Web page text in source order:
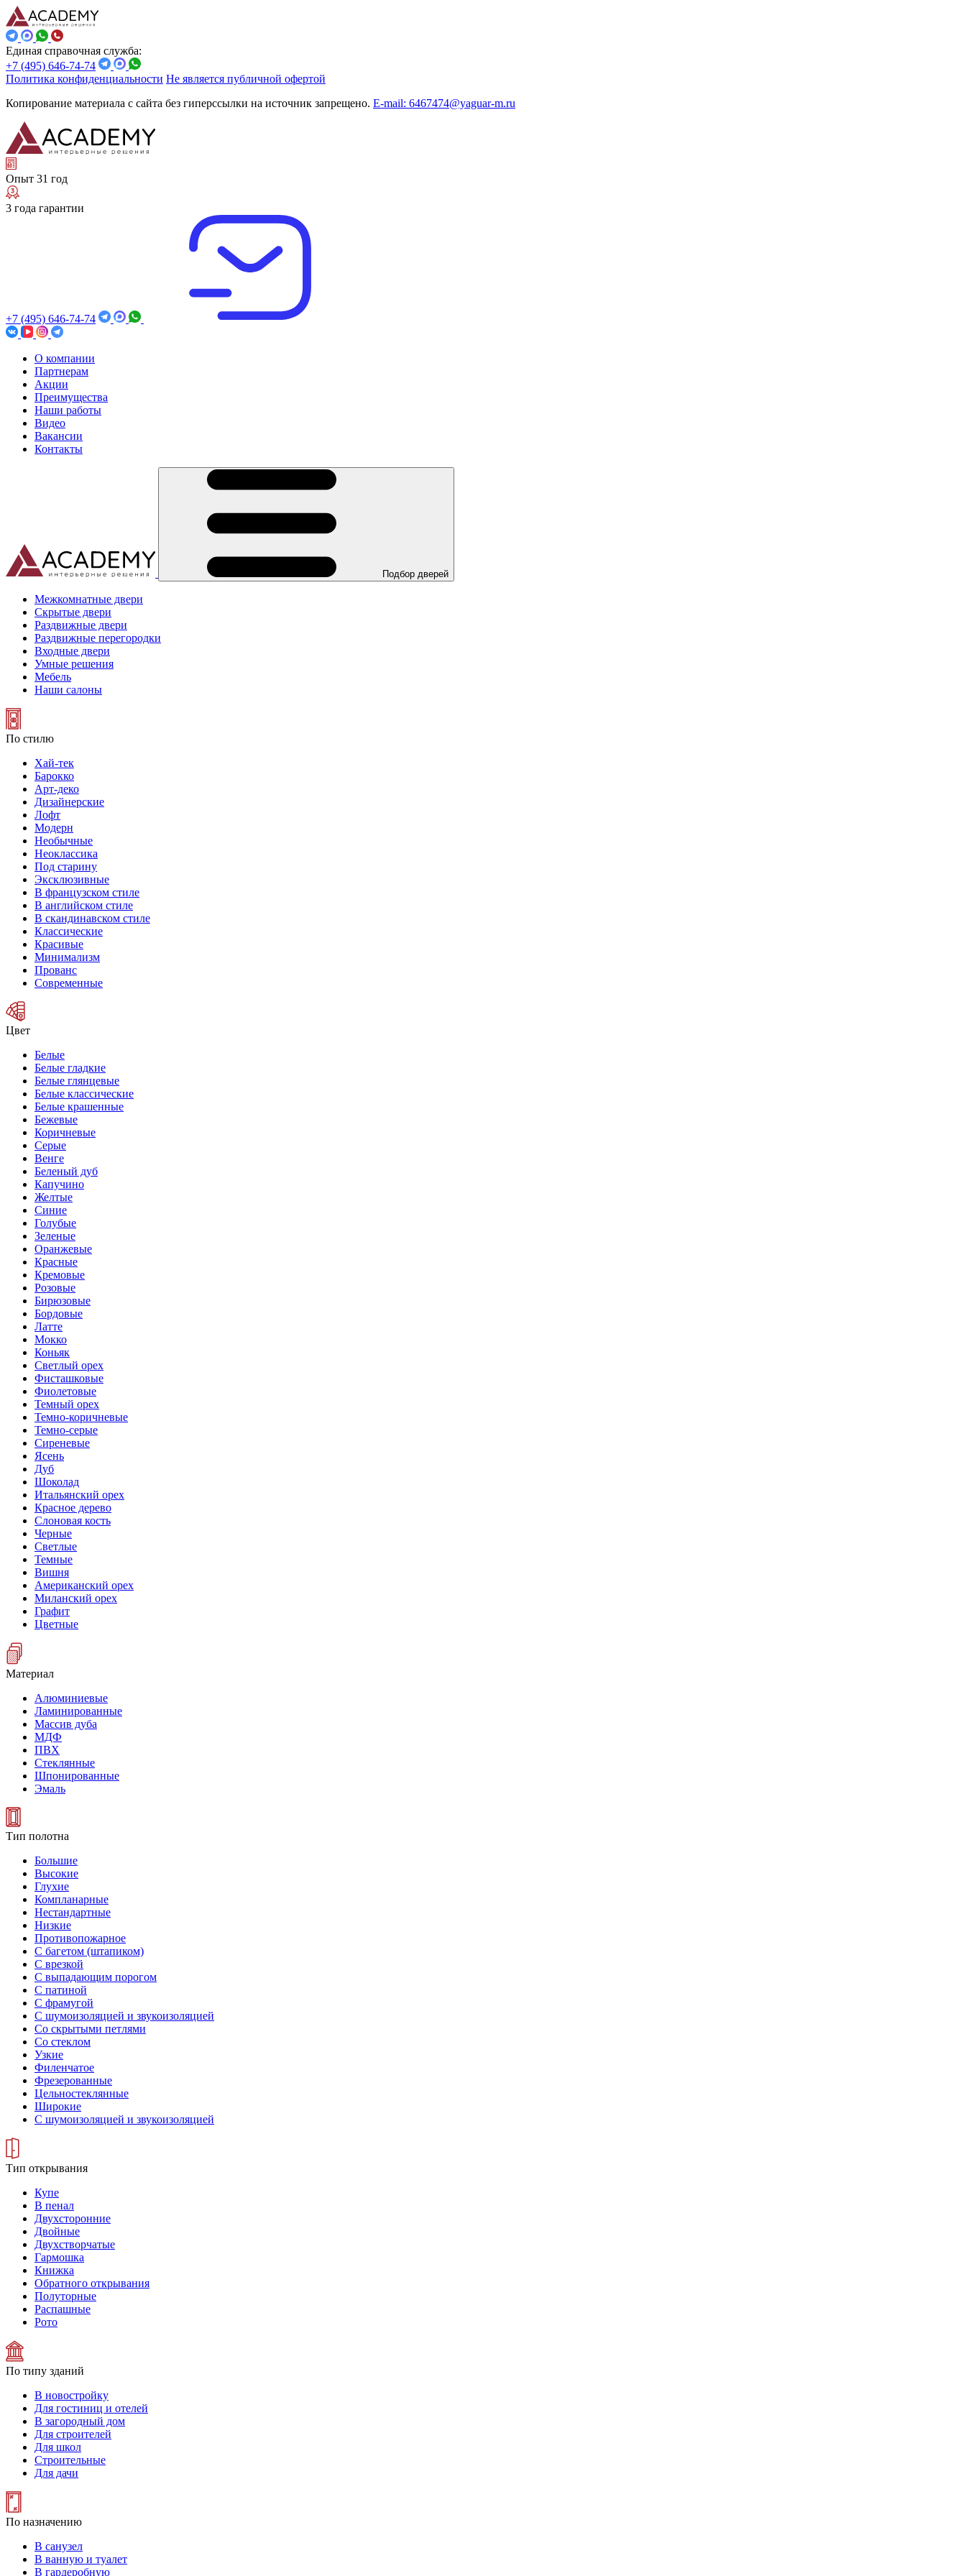
Единая справочная служба:
+7 (495) 646-74-74
Политика конфиденциальности Не является публичной офертой
Копирование материала с сайта без гиперссылки на источник запрещено. E-mail: 6467474@yaguar-m.ru
Опыт 31 год
3 года гарантии
+7 (495) 646-74-74
О компании
Партнерам
Акции
Преимущества
Наши работы
Видео
Вакансии
Контакты
Подбор дверей
Межкомнатные двери
Скрытые двери
Раздвижные двери
Раздвижные перегородки
Входные двери
Умные решения
Мебель
Наши салоны
По стилю
Хай-тек
Барокко
Арт-деко
Дизайнерские
Лофт
Модерн
Необычные
Неоклассика
Под старину
Эксклюзивные
В французском стиле
В английском стиле
В скандинавском стиле
Классические
Красивые
Минимализм
Прованс
Современные
Цвет
Белые
Белые гладкие
Белые глянцевые
Белые классические
Белые крашенные
Бежевые
Коричневые
Серые
Венге
Беленый дуб
Капучино
Желтые
Синие
Голубые
Зеленые
Оранжевые
Красные
Кремовые
Розовые
Бирюзовые
Бордовые
Латте
Мокко
Коньяк
Светлый орех
Фисташковые
Фиолетовые
Темный орех
Темно-коричневые
Темно-серые
Сиреневые
Ясень
Дуб
Шоколад
Итальянский орех
Красное дерево
Слоновая кость
Черные
Светлые
Темные
Вишня
Американский орех
Миланский орех
Графит
Цветные
Материал
Алюминиевые
Ламинированные
Массив дуба
МДФ
ПВХ
Стеклянные
Шпонированные
Эмаль
Тип полотна
Большие
Высокие
Глухие
Компланарные
Нестандартные
Низкие
Противопожарное
С багетом (штапиком)
С врезкой
С выпадающим порогом
С патиной
С фрамугой
С шумоизоляцией и звукоизоляцией
Со скрытыми петлями
Со стеклом
Узкие
Филенчатое
Фрезерованные
Цельностеклянные
Широкие
С шумоизоляцией и звукоизоляцией
Тип открывания
Купе
В пенал
Двухсторонние
Двойные
Двухстворчатые
Гармошка
Книжка
Обратного открывания
Полуторные
Распашные
Рото
По типу зданий
В новостройку
Для гостиниц и отелей
В загородный дом
Для строителей
Для школ
Строительные
Для дачи
По назначению
В санузел
В ванную и туалет
В гардеробную